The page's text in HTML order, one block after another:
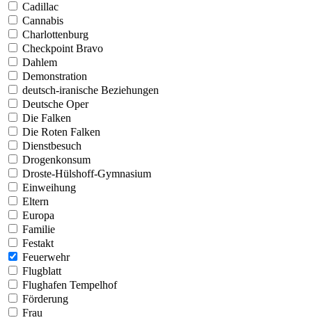
Cadillac
Cannabis
Charlottenburg
Checkpoint Bravo
Dahlem
Demonstration
deutsch-iranische Beziehungen
Deutsche Oper
Die Falken
Die Roten Falken
Dienstbesuch
Drogenkonsum
Droste-Hülshoff-Gymnasium
Einweihung
Eltern
Europa
Familie
Festakt
Feuerwehr
Flugblatt
Flughafen Tempelhof
Förderung
Frau